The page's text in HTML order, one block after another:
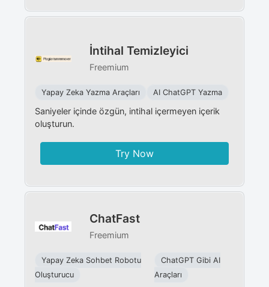
İntihal Temizleyici
Freemium
Yapay Zeka Yazma Araçları AI ChatGPT Yazma
Saniyeler içinde özgün, intihal içermeyen içerik
oluşturun.
Try Now
ChatFast
Freemium
Yapay Zeka Sohbet Robotu
Oluşturucu
ChatGPT Gibi AI
Araçları